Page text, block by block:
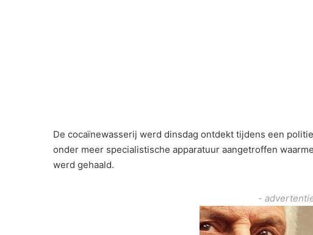
De cocaïnewasserij werd dinsdag ontdekt tijdens een
onder meer specialistische apparatuur aangetroffen
werd gehaald.
-